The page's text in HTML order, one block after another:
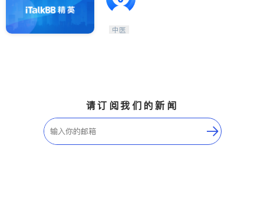
中医
请订阅我们的新闻